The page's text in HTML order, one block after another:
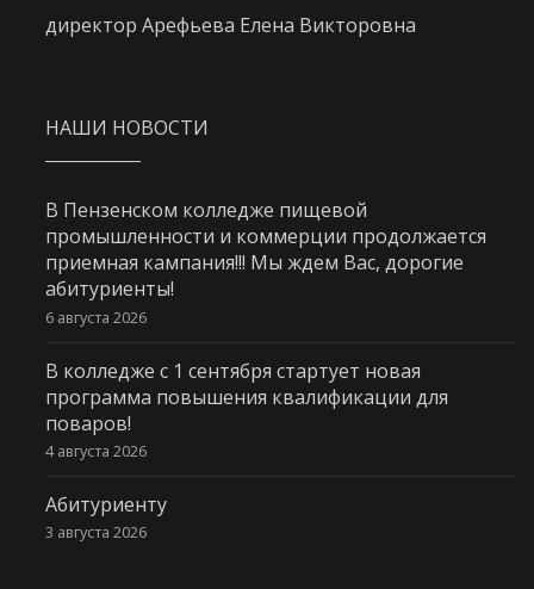
директор Арефьева Елена Викторовна
НАШИ НОВОСТИ
В Пензенском колледже пищевой
промышленности и коммерции продолжается
приемная кампания!!! Мы ждем Вас, дорогие
абитуриенты!
6 августа 2026
В колледже с 1 сентября стартует новая
программа повышения квалификации для
поваров!
4 августа 2026
Абитуриенту
3 августа 2026